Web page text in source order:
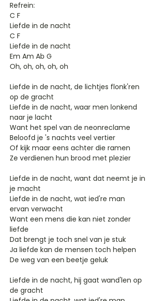
Refrein:
C F
Liefde in de nacht
C F
Liefde in de nacht
Em Am Ab G
Oh, oh, oh, oh, oh
Liefde in de nacht, de lichtjes flonk'ren
op de gracht
Liefde in de nacht, waar men lonkend
naar je lacht
Want het spel van de neonreclame
Beloofd je 's nachts veel vertier
Of kijk maar eens achter die ramen
Ze verdienen hun brood met plezier
Liefde in de nacht, want dat neemt je in
je macht
Liefde in de nacht, wat ied're man
ervan verwacht
Want een mens die kan niet zonder
liefde
Dat brengt je toch snel van je stuk
Ja liefde kan de mensen toch helpen
De weg van een beetje geluk
Liefde in de nacht, hij gaat wand'len op
de gracht